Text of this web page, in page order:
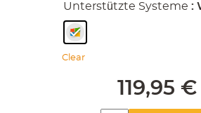
Unterstützte Systeme :
Clear
119,95 €